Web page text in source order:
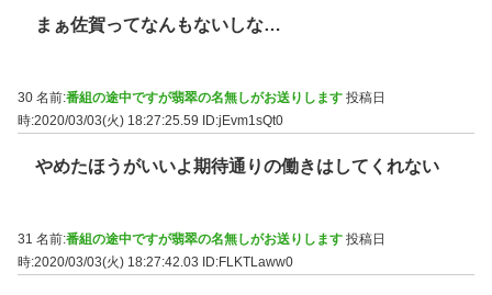
まぁ佐賀ってなんもないしな…
30 名前:番組の途中ですが翡翠の名無しがお送りします 投稿日
時:2020/03/03(火) 18:27:25.59
ID:jEvm1sQt0
やめたほうがいいよ期待通りの働きはしてくれない
31 名前:番組の途中ですが翡翠の名無しがお送りします 投稿日
時:2020/03/03(火) 18:27:42.03 ID:FLKTLaww0